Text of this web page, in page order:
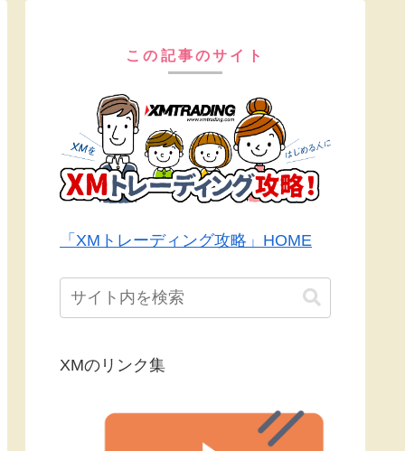
この記事のサイト
「XMトレーディング攻略」HOME
XMのリンク集